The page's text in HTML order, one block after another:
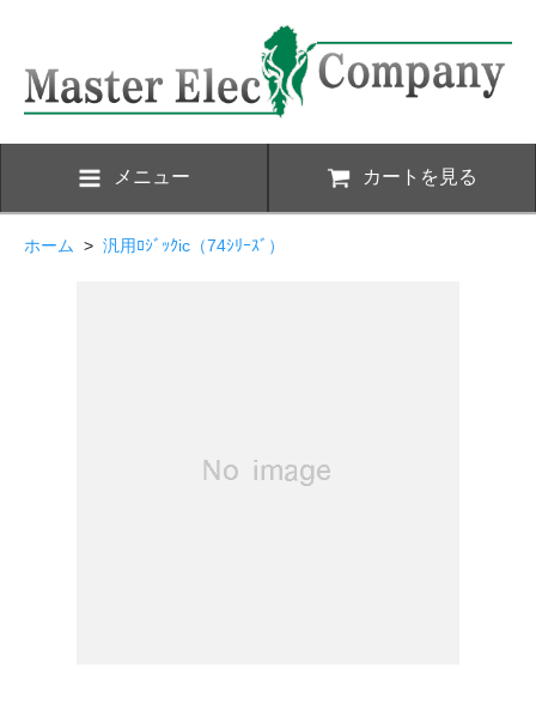
メニュー カートを見る
ホーム > 汎用ﾛｼﾞｯｸic（74ｼﾘｰｽﾞ）